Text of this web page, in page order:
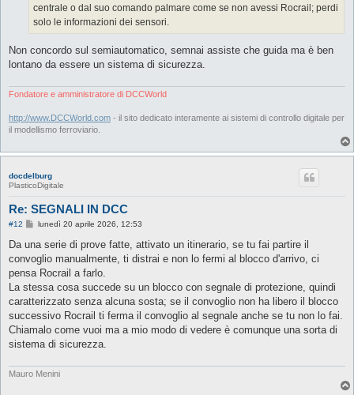
centrale o dal suo comando palmare come se non avessi Rocrail; perdi
solo le informazioni dei sensori.
Non concordo sul semiautomatico, semnai assiste che guida ma è ben
lontano da essere un sistema di sicurezza.
Fondatore e amministratore di DCCWorld
http://www.DCCWorld.com - il sito dedicato interamente ai sistemi di controllo digitale per
il modellismo ferroviario.
docdelburg
PlasticoDigitale
Re: SEGNALI IN DCC
#12
M
s
a
g
i
o
lunedì 20 aprile 2026, 12:53
Da una serie di prove fatte, attivato un itinerario, se tu fai partire il
convoglio manualmente, ti distrai e non lo fermi al blocco d'arrivo, ci
pensa Rocrail a farlo.
La stessa cosa succede su un blocco con segnale di protezione, quindi
caratterizzato senza alcuna sosta; se il convoglio non ha libero il blocco
successivo Rocrail ti ferma il convoglio al segnale anche se tu non lo fai.
Chiamalo come vuoi ma a mio modo di vedere è comunque una sorta di
sistema di sicurezza.
Mauro Menini